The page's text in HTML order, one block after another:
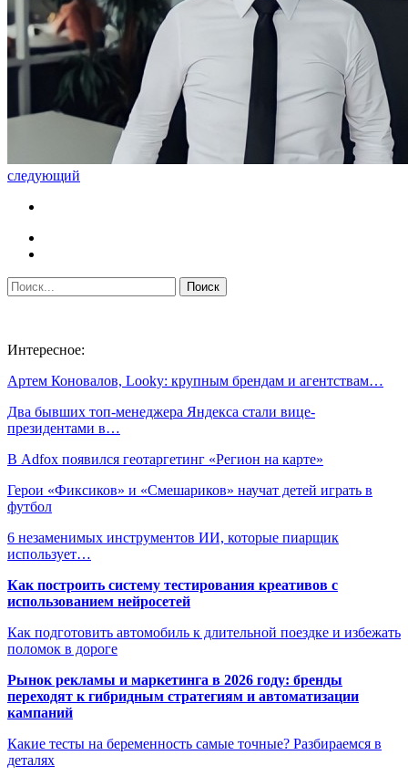
следующий
Интересное:
Артем Коновалов, Looky: крупным брендам и агентствам…
Два бывших топ-менеджера Яндекса стали вице-
президентами в…
В Adfox появился геотаргетинг «Регион на карте»
Герои «Фиксиков» и «Смешариков» научат детей играть в
футбол
6 незаменимых инструментов ИИ, которые пиарщик
использует…
Как построить систему тестирования креативов с
использованием нейросетей
Как подготовить автомобиль к длительной поездке и избежать
поломок в дороге
Рынок рекламы и маркетинга в 2026 году: бренды
переходят к гибридным стратегиям и автоматизации
кампаний
Какие тесты на беременность самые точные? Разбираемся в
деталях